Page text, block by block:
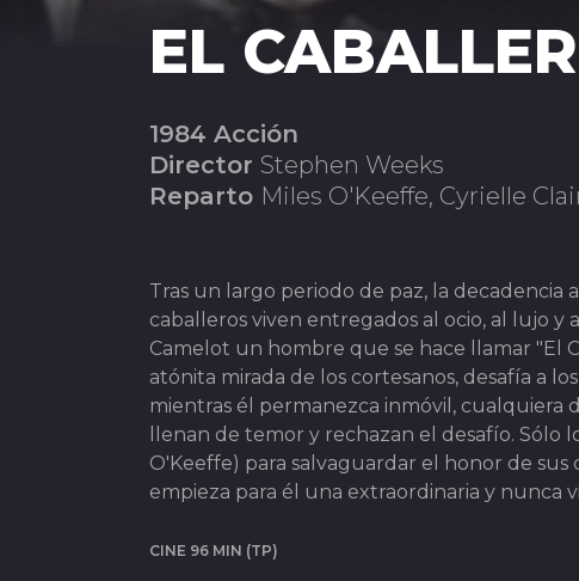
EL
1984 Acción
Director Stephen Weeks
Reparto Miles O'Keeffe, Cyrielle
Tras un largo periodo de paz, la
caballeros viven entregados al ocio, al lujo y
Camelot un hombre que se hace llamar "El
atónita mirada de los cortesanos, desafía a
mientras él permanezca inmóvil, cualquiera
llenan de temor y rechazan el desafío.
O'Keeffe) para salvaguardar el honor de
empieza para él una extraordinaria y nunca
CINE 96 MIN (TP)